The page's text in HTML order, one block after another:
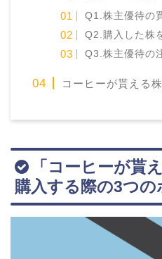
Q1.株主優待の
Q2.購入した株
Q3.株主優待の
コーヒーが貰える
「コーヒーが貰
購入する際の3つの